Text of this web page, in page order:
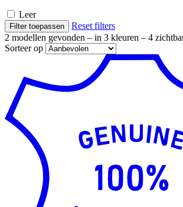
Leer
Filter toepassen
Reset filters
2 modellen gevonden – in 3 kleuren – 4
Sorteer op